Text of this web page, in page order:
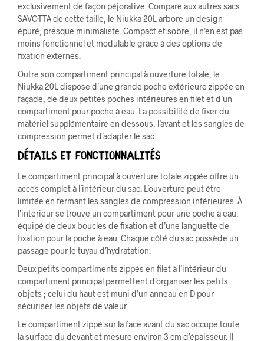
exclusivement de façon péjorative. Comparé aux autres sacs
SAVOTTA de cette taille, le Niukka 20L arbore un design
épuré, presque minimaliste. Compact et sobre, il n’en est pas
moins fonctionnel et modulable grâce à des options de
fixation externes.
Outre son compartiment principal à ouverture totale, le
Niukka 20L dispose d’une grande poche extérieure zippée en
façade, de deux petites poches intérieures en filet et d’un
compartiment pour poche à eau. La possibilité de fixer du
matériel supplémentaire en dessous, l’avant et les sangles de
compression permet d’adapter le sac.
Détails et Fonctionnalités
Le compartiment principal à ouverture totale zippée offre un
accès complet à l’intérieur du sac. L’ouverture peut être
limitée en fermant les sangles de compression inférieures. À
l’intérieur se trouve un compartiment pour une poche à eau,
équipé de deux boucles de fixation et d’une languette de
fixation pour la poche à eau. Chaque côté du sac possède un
passage pour le tuyau d’hydratation.
Deux petits compartiments zippés en filet à l’intérieur du
compartiment principal permettent d’organiser les petits
objets ; celui du haut est muni d’un anneau en D pour
sécuriser les objets de valeur.
Le compartiment zippé sur la face avant du sac occupe toute
la surface du devant et mesure environ 3 cm d’épaisseur. Il